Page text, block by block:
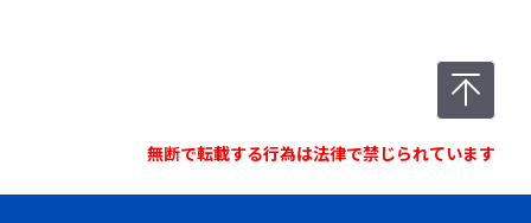
無断で転載する行為は法律で禁じられています